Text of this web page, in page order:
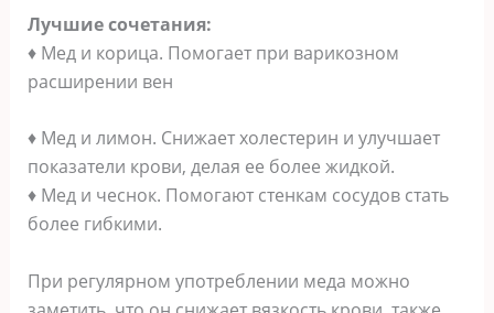
Лучшие сочетания:
♦ Мед и корица. Помогает при варикозном
расширении вен
♦ Мед и лимон. Снижает холестерин и улучшает
показатели крови, делая ее более жидкой.
♦ Мед и чеснок. Помогают стенкам сосудов стать
более гибкими.
При регулярном употреблении меда можно